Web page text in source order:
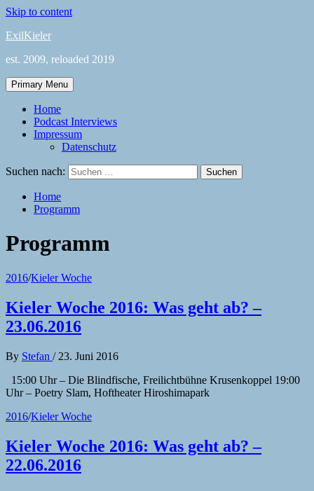
Skip to content
ExilKieler
est. 2009, reloaded 2019
Primary Menu
Home
Podcast Interviews
Impressum
Datenschutz
Suchen nach:
Home
Programm
Programm
2016/Kieler Woche
Kieler Woche 2016: Was geht ab? –
23.06.2016
By Stefan / 23. Juni 2016
15:00 Uhr – Die Blindfische, Freilichtbühne Krusenkoppel 19:00
Uhr – Poetry Slam, Hoftheater Hiroshimapark
2016/Kieler Woche
Kieler Woche 2016: Was geht ab? –
22.06.2016